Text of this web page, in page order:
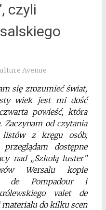
czyli
Avenue
się zrozumieć świat,
wiek jest mi dość
powieść, która
od czytania
listów z kręgu osób,
dostępne
nad „Szkołą luster”
Wersalu kopie
de Pompadour i
valet de
do kilku scen